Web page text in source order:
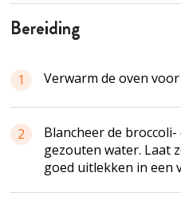
bereiding
1 Verwarm de oven voor
2
Blancheer de
gezouten water. Laat
goed uitlekken in een